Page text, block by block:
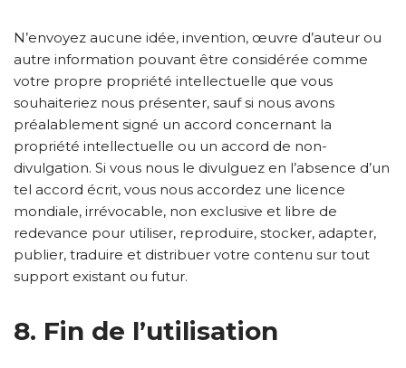
N’envoyez aucune idée, invention, œuvre d’auteur ou
autre information pouvant être considérée comme
votre propre propriété intellectuelle que vous
souhaiteriez nous présenter, sauf si nous avons
préalablement signé un accord concernant la
propriété intellectuelle ou un accord de non-
divulgation. Si vous nous le divulguez en l’absence d’un
tel accord écrit, vous nous accordez une licence
mondiale, irrévocable, non exclusive et libre de
redevance pour utiliser, reproduire, stocker, adapter,
publier, traduire et distribuer votre contenu sur tout
support existant ou futur.
8. Fin de l’utilisation